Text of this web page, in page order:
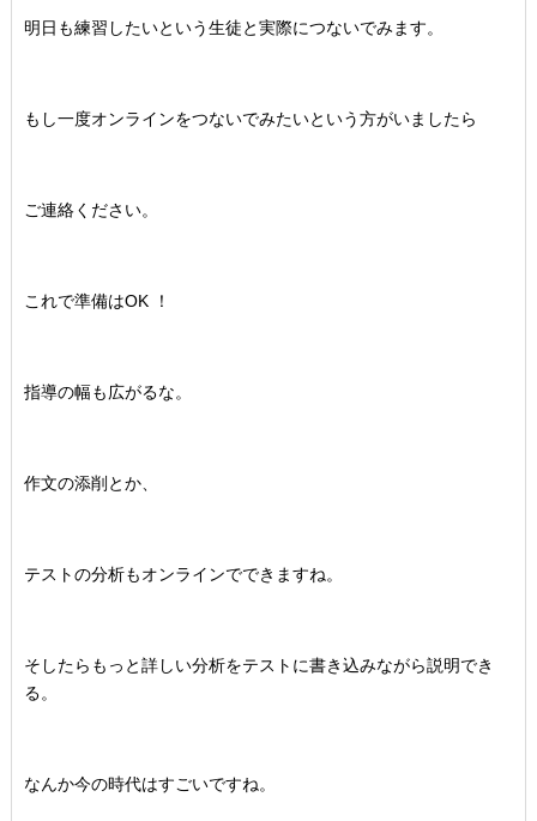
明日も練習したいという生徒と実際につないでみます。
もし一度オンラインをつないでみたいという方がいましたら
ご連絡ください。
これで準備はOK ！
指導の幅も広がるな。
作文の添削とか、
テストの分析もオンラインでできますね。
そしたらもっと詳しい分析をテストに書き込みながら説明でき
る。
なんか今の時代はすごいですね。